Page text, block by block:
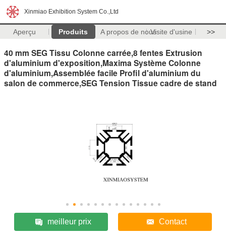
Xinmiao Exhibition System Co.,Ltd
Aperçu Produits A propos de nousVisite d'usine >>
40 mm SEG Tissu Colonne carrée,8 fentes Extrusion
d'aluminium d'exposition,Maxima Système Colonne
d'aluminium,Assemblée facile Profil d'aluminium du
salon de commerce,SEG Tension Tissue cadre de stand
meilleur prix Contact